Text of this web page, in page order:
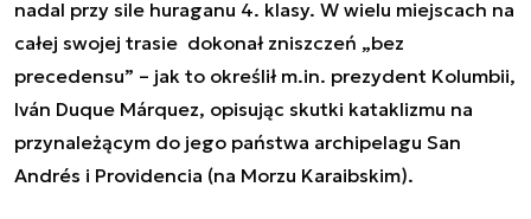
nadal przy sile huraganu 4. klasy. W wielu miejscach na
całej swojej trasie dokonał zniszczeń „bez
precedensu” – jak to określił m.in. prezydent Kolumbii,
Iván Duque Márquez, opisując skutki kataklizmu na
przynależącym do jego państwa archipelagu San
Andrés i Providencia (na Morzu Karaibskim).